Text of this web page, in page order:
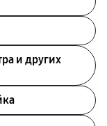
и других